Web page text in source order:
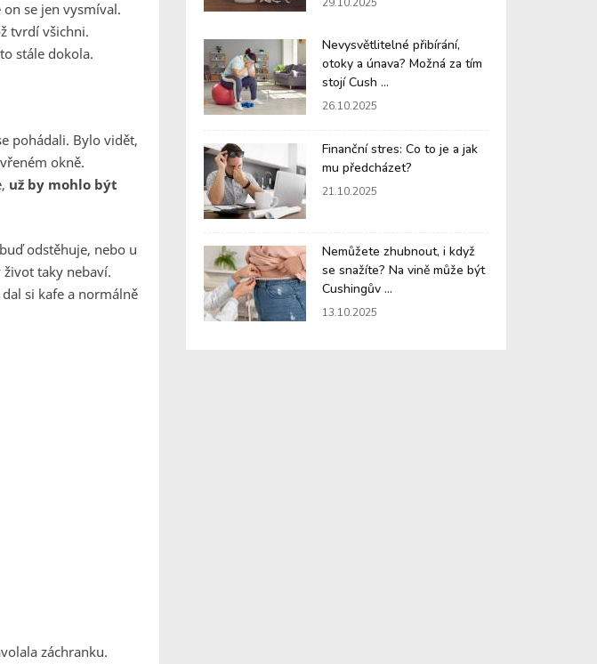
on se jen vysmíval.
tvrdí všichni.
stále dokola.
pohádali. Bylo vidět,
okně.
už by mohlo být
odstěhuje, nebo u
život taky nebaví.
si kafe a normálně
záchranku.
Nevysvětlitelné přibírání,
otoky a únava? Možná za tím
stojí Cush ...
26.10.2025
Finanční stres: Co to je a jak
mu předcházet?
21.10.2025
Nemůžete zhubnout, i když
se snažíte? Na vině může být
Cushingův ...
13.10.2025